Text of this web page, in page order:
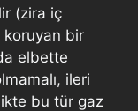
(zira iç
koruyan bir
elbette
ileri
bu tür gaz